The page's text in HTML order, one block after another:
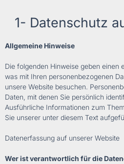
1- Datenschutz
Allgemeine Hinweise
Die folgenden Hinweise geben einen
was mit Ihren personenbezogenen
unsere Website besuchen.
Daten, mit denen Sie persönlich
Ausführliche Informationen zum
Sie unserer unter diesem Text
Datenerfassung auf unserer Website
Wer ist verantwortlich für die